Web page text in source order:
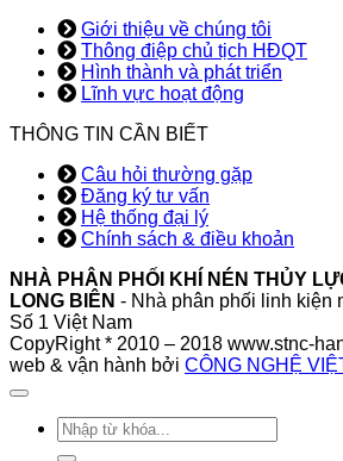
Giới thiệu về chúng tôi
Thông điệp chủ tịch HĐQT
Hình thành và phát triển
Lĩnh vực hoạt động
THÔNG TIN CẦN BIẾT
Câu hỏi thường gặp
Đăng ký tư vấn
Hệ thống đại lý
Chính sách & điều khoản
NHÀ PHÂN PHỐI KHÍ NÉN THỦY
LONG BIÊN - Nhà phân phối linh kiện
Số 1 Việt Nam
CopyRight * 2010 – 2018 www.stnc-
web & vận hành bởi CÔNG NGHỆ
Tìm
kiếm: